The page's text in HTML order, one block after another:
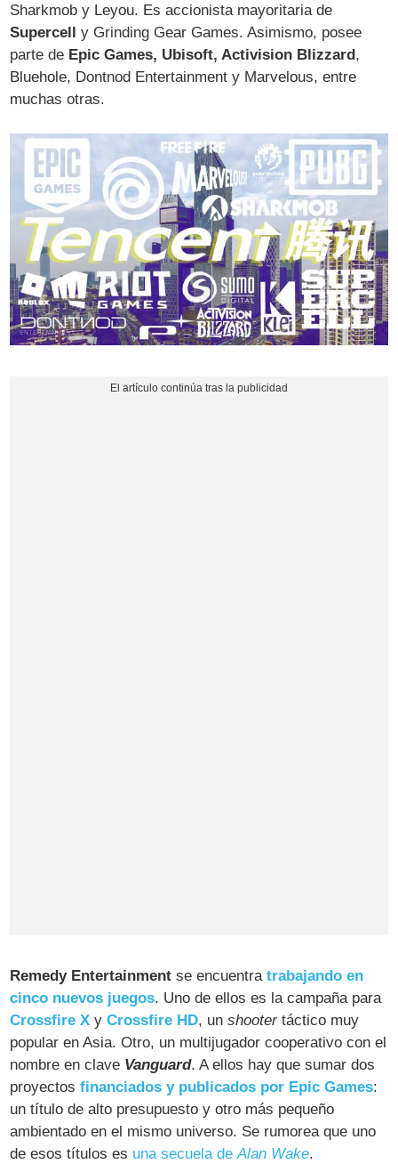
Sharkmob y Leyou. Es accionista mayoritaria de
Supercell
y Grinding Gear Games. Asimismo, posee
parte de Epic Games, Ubisoft, Activision Blizzard ,
Bluehole, Dontnod Entertainment y Marvelous, entre
muchas otras.
Remedy Entertainment se encuentratrabajando en
cinco nuevos juegos. Uno de ellos es la campaña para
Crossfire X yCrossfire HD, unshootertáctico muy
popular en Asia. Otro, un multijugador cooperativo con el
nombre en clave Vanguard. A ellos hay que sumar dos
proyectosfinanciados y publicados por Epic Games:
un título de alto presupuesto y otro más pequeño
ambientado en el mismo universo. Se rumorea que uno
de esos títulos es una secuela deAlan Wake.